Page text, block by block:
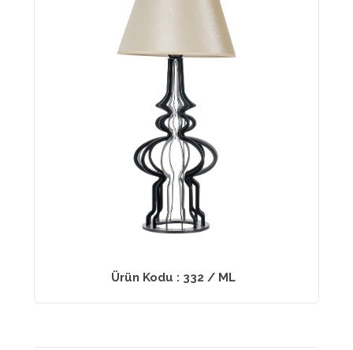
Ürün Kodu : 332 / ML